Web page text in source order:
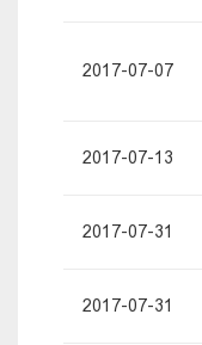
2017-07-07
2017-07-13
2017-07-31
2017-07-31